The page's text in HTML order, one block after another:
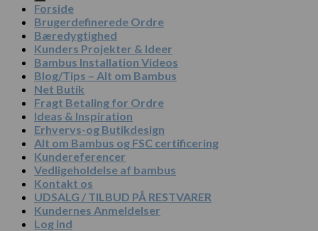
Forside
Brugerdefinerede Ordre
Bæredygtighed
Kunders Projekter & Ideer
Bambus Installation Videos
Blog/Tips – Alt om Bambus
Net Butik
Fragt Betaling for Ordre
Ideas & Inspiration
Erhvervs-og Butikdesign
Alt om Bambus og FSC certificering
Kundereferencer
Vedligeholdelse af bambus
Kontakt os
UDSALG / TILBUD PÅ RESTVARER
Kundernes Anmeldelser
Log ind